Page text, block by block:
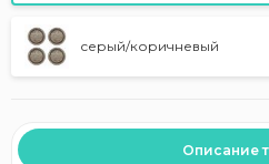
серый/коричневый
Описание